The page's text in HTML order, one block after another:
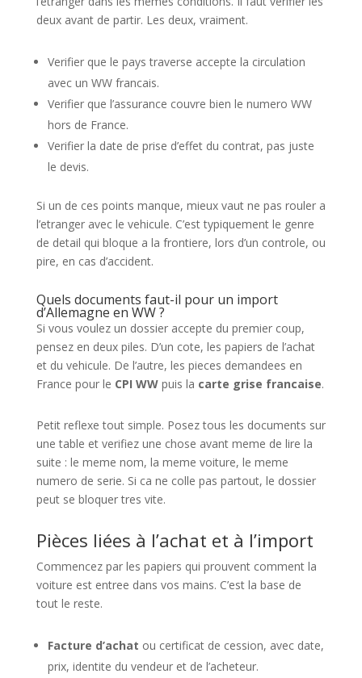
deux avant de partir. Les deux, vraiment.
Verifier que le pays traverse accepte la circulation
avec un WW francais.
Verifier que l’assurance couvre bien le numero WW
hors de France.
Verifier la date de prise d’effet du contrat, pas juste
le devis.
Si un de ces points manque, mieux vaut ne pas rouler a
l’etranger avec le vehicule. C’est typiquement le genre
de detail qui bloque a la frontiere, lors d’un controle, ou
pire, en cas d’accident.
Quels documents faut-il pour un import
d’Allemagne en WW ?
Si vous voulez un dossier accepte du premier coup,
pensez en deux piles. D’un cote, les papiers de l’achat
et du vehicule. De l’autre, les pieces demandees en
France pour le CPI WWpuis la carte grise francaise.
Petit reflexe tout simple. Posez tous les documents sur
une table et verifiez une chose avant meme de lire la
suite : le meme nom, la meme voiture, le meme
numero de serie. Si ca ne colle pas partout, le dossier
peut se bloquer tres vite.
Pièces liées à l’achat et à l’import
Commencez par les papiers qui prouvent comment la
voiture est entree dans vos mains. C’est la base de
tout le reste.
Facture d’achat ou certificat de cession, avec date,
prix, identite du vendeur et de l’acheteur.